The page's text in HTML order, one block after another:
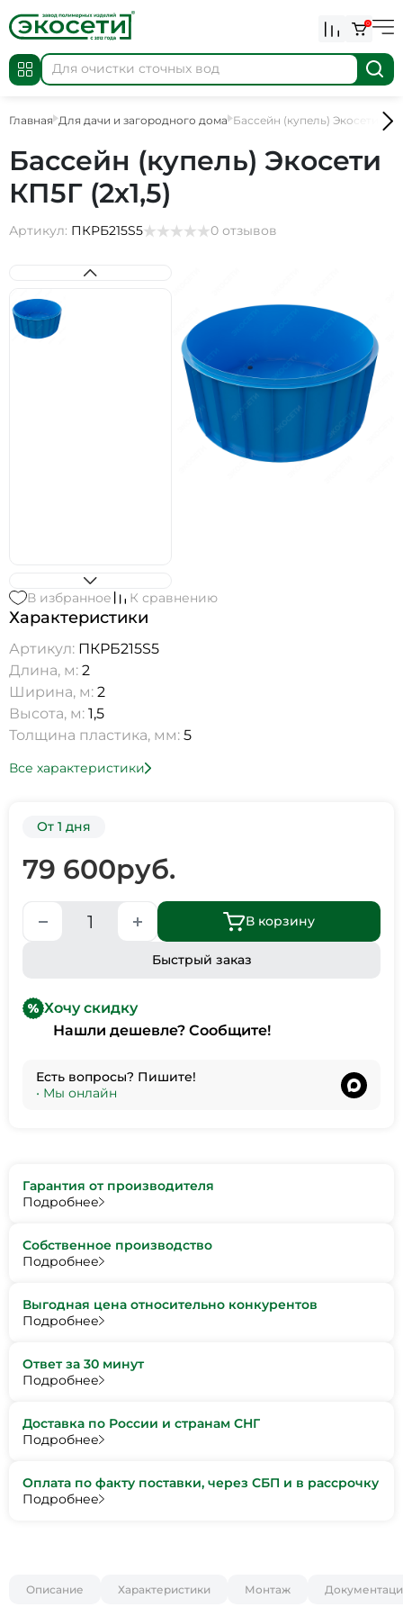
0
Главная Для дачи и загородного дома Бассейн (купель) Экосети
Бассейн (купель) Экосети
КП5Г (2х1,5)
Артикул: ПКРБ215S5 0 отзывов
В избранное К сравнению
Характеристики
Артикул: ПКРБ215S5
Длина, м: 2
Ширина, м: 2
Высота, м: 1,5
Толщина пластика, мм: 5
Все характеристики
От 1 дня
79 600руб.
В корзину
Быстрый заказ
Хочу скидку
Нашли дешевле? Сообщите!
Есть вопросы? Пишите!
• Мы онлайн
Гарантия от производителя
Подробнее
Собственное производство
Подробнее
Выгодная цена относительно конкурентов
Подробнее
Ответ за 30 минут
Подробнее
Доставка по России и странам СНГ
Подробнее
Оплата по факту поставки, через СБП и в рассрочку
Подробнее
Описание Характеристики Монтаж